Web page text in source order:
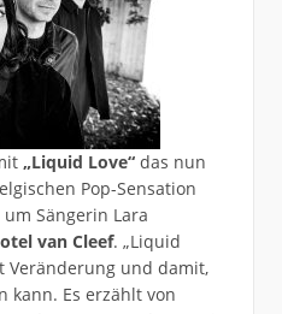
„Liquid Love“das nun
Pop-Sensation
um Sängerin Lara
van Cleef. „Liquid
Veränderung und damit,
kann. Es erzählt von